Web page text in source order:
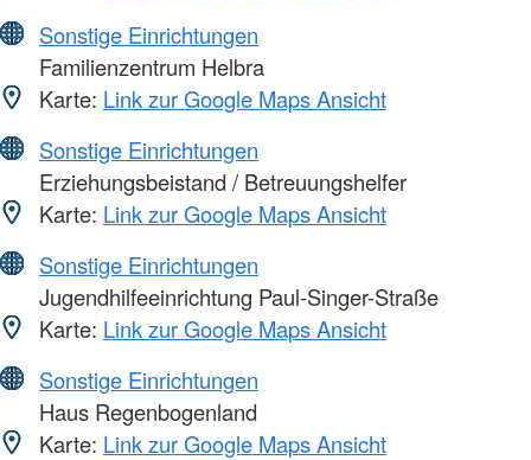
Sonstige Einrichtungen
Familienzentrum Helbra
Karte: Link zur Google Maps Ansicht
Sonstige Einrichtungen
Erziehungsbeistand / Betreuungshelfer
Karte: Link zur Google Maps Ansicht
Sonstige Einrichtungen
Jugendhilfeeinrichtung Paul-Singer-Straße
Karte: Link zur Google Maps Ansicht
Sonstige Einrichtungen
Haus Regenbogenland
Karte: Link zur Google Maps Ansicht